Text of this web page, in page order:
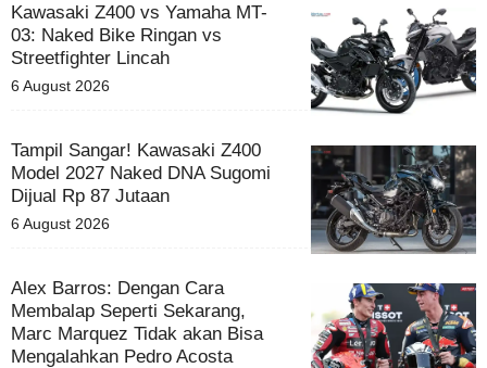
Kawasaki Z400 vs Yamaha MT-
03: Naked Bike Ringan vs
Streetfighter Lincah
6 August 2026
Tampil Sangar! Kawasaki Z400
Model 2027 Naked DNA Sugomi
Dijual Rp 87 Jutaan
6 August 2026
Alex Barros: Dengan Cara
Membalap Seperti Sekarang,
Marc Marquez Tidak akan Bisa
Mengalahkan Pedro Acosta